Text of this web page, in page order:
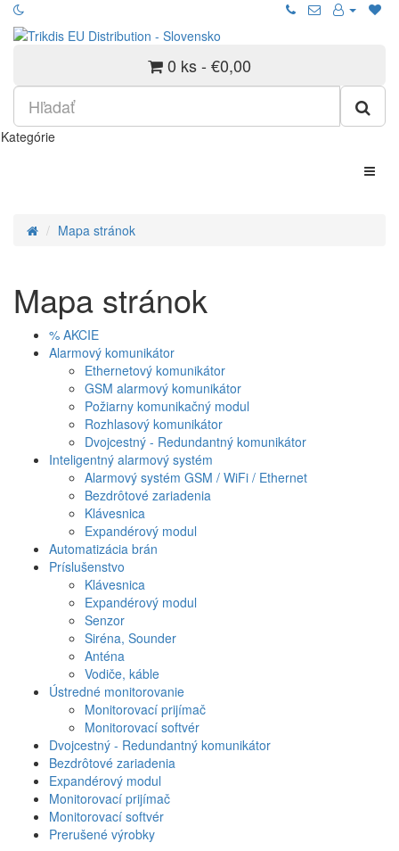
0 ks - €0,00
Kategórie
Mapa stránok
Mapa stránok
% AKCIE
Alarmový komunikátor
Ethernetový komunikátor
GSM alarmový komunikátor
Požiarny komunikačný modul
Rozhlasový komunikátor
Dvojcestný - Redundantný komunikátor
Inteligentný alarmový systém
Alarmový systém GSM / WiFi / Ethernet
Bezdrôtové zariadenia
Klávesnica
Expandérový modul
Automatizácia brán
Príslušenstvo
Klávesnica
Expandérový modul
Senzor
Siréna, Sounder
Anténa
Vodiče, káble
Ústredné monitorovanie
Monitorovací prijímač
Monitorovací softvér
Dvojcestný - Redundantný komunikátor
Bezdrôtové zariadenia
Expandérový modul
Monitorovací prijímač
Monitorovací softvér
Prerušené výrobky